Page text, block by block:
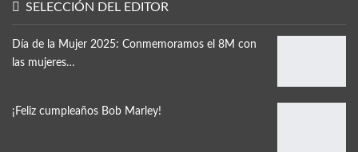
SELECCIÓN DEL EDITOR
Día de la Mujer 2025: Conmemoramos el 8M con
las mujeres…
¡Feliz cumpleaños Bob Marley!